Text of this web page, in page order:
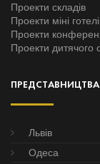
Проекти складів
Проекти міні
Проекти
Проекти дитячого
ПРЕДСТАВНИЦТВА
Львів
Одеса